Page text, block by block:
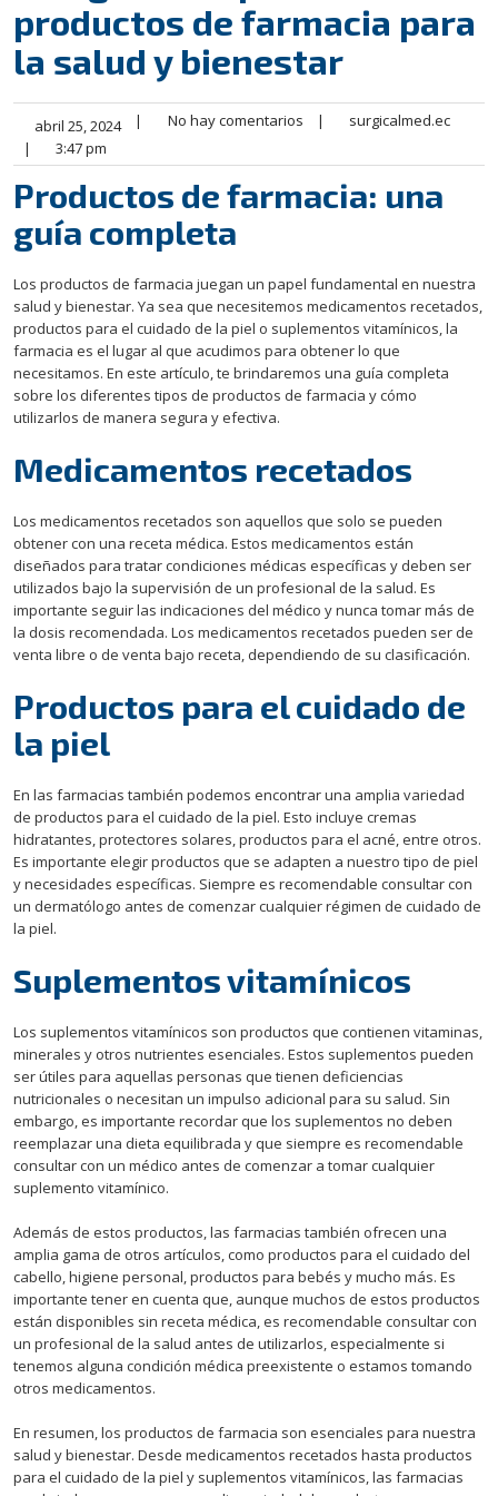
productos de farmacia para
la salud y bienestar
abril 25, 2024 | No hay comentarios |
surgicalmed.ec
|
3:47 pm
Productos de farmacia: una
guía completa
Los productos de farmacia juegan un papel fundamental en nuestra
salud y bienestar. Ya sea que necesitemos medicamentos recetados,
productos para el cuidado de la piel o suplementos vitamínicos, la
farmacia es el lugar al que acudimos para obtener lo que
necesitamos. En este artículo, te brindaremos una guía completa
sobre los diferentes tipos de productos de farmacia y cómo
utilizarlos de manera segura y efectiva.
Medicamentos recetados
Los medicamentos recetados son aquellos que solo se pueden
obtener con una receta médica. Estos medicamentos están
diseñados para tratar condiciones médicas específicas y deben ser
utilizados bajo la supervisión de un profesional de la salud. Es
importante seguir las indicaciones del médico y nunca tomar más de
la dosis recomendada. Los medicamentos recetados pueden ser de
venta libre o de venta bajo receta, dependiendo de su clasificación.
Productos para el cuidado de
la piel
En las farmacias también podemos encontrar una amplia variedad
de productos para el cuidado de la piel. Esto incluye cremas
hidratantes, protectores solares, productos para el acné, entre otros.
Es importante elegir productos que se adapten a nuestro tipo de piel
y necesidades específicas. Siempre es recomendable consultar con
un dermatólogo antes de comenzar cualquier régimen de cuidado de
la piel.
Suplementos vitamínicos
Los suplementos vitamínicos son productos que contienen vitaminas,
minerales y otros nutrientes esenciales. Estos suplementos pueden
ser útiles para aquellas personas que tienen deficiencias
nutricionales o necesitan un impulso adicional para su salud. Sin
embargo, es importante recordar que los suplementos no deben
reemplazar una dieta equilibrada y que siempre es recomendable
consultar con un médico antes de comenzar a tomar cualquier
suplemento vitamínico.
Además de estos productos, las farmacias también ofrecen una
amplia gama de otros artículos, como productos para el cuidado del
cabello, higiene personal, productos para bebés y mucho más. Es
importante tener en cuenta que, aunque muchos de estos productos
están disponibles sin receta médica, es recomendable consultar con
un profesional de la salud antes de utilizarlos, especialmente si
tenemos alguna condición médica preexistente o estamos tomando
otros medicamentos.
En resumen, los productos de farmacia son esenciales para nuestra
salud y bienestar. Desde medicamentos recetados hasta productos
para el cuidado de la piel y suplementos vitamínicos, las farmacias